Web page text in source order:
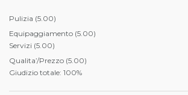
Pulizia (5.00)
Equipaggiamento (5.00)
Servizi (5.00)
Qualita’/Prezzo (5.00)
Giudizio totale: 100%